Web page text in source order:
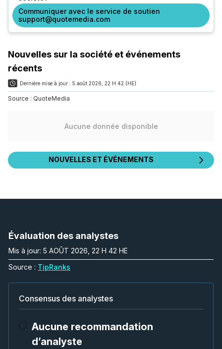
Communiquer avec le service de soutien
support@quotemedia.com
Nouvelles sur la société et événements
récents
Dernière mise à jour : 5 août 2026, 22 H 42 (HE)
Source : QuoteMedia
Aucune donnée disponible
NOUVELLES ET ÉVÉNEMENTS
Évaluation des analystes
Mis à jour: 5 AOÛT 2026, 22 H 42 HE
Source : TipRanks
Consensus des analystes
Aucune recommandation
d’analyste